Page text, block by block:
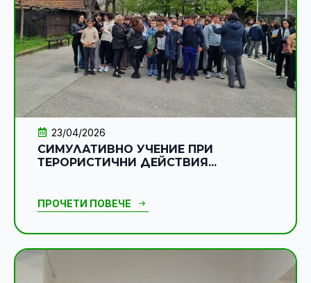
23/04/2026
СИМУЛАТИВНО УЧЕНИЕ ПРИ
ТЕРОРИСТИЧНИ ДЕЙСТВИЯ...
ПРОЧЕТИ ПОВЕЧЕ